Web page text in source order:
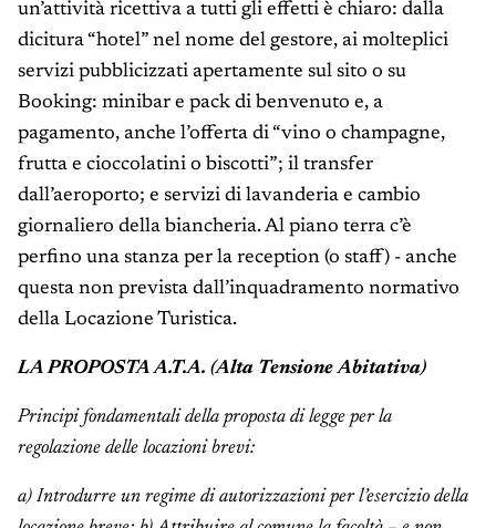
un’attività ricettiva a tutti gli effetti è chiaro: dalla
dicitura “hotel” nel nome del gestore, ai molteplici
servizi pubblicizzati apertamente sul sito o su
Booking: minibar e pack di benvenuto e, a
pagamento, anche l’offerta di “vino o champagne,
frutta e cioccolatini o biscotti”; il transfer
dall’aeroporto; e servizi di lavanderia e cambio
giornaliero della biancheria. Al piano terra c’è
perfino una stanza per la reception (o staff) - anche
questa non prevista dall’inquadramento normativo
della Locazione Turistica.
LA PROPOSTA A.T.A. (Alta Tensione Abitativa)
Principi fondamentali della proposta di legge per la
regolazione delle locazioni brevi:
a) Introdurre un regime di autorizzazioni per l’esercizio della